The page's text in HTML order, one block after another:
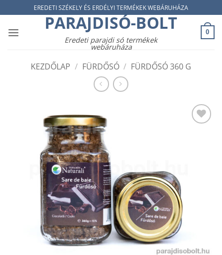
to
content
EREDETI SZÉKELY ÉS ERDÉLYI TERMÉKEK WEBÁRUHÁZA
PARAJDISÓ-BOLT
Eredeti parajdi só termékek
webáruháza
0
KEZDŐLAP / FÜRDŐSÓ / FÜRDŐSÓ 360 G